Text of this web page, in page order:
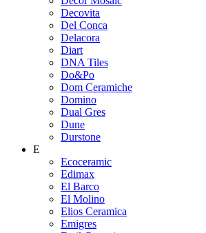
Decovita
Del Conca
Delacora
Diart
DNA Tiles
Do&Po
Dom Ceramiche
Domino
Dual Gres
Dune
Durstone
E
Ecoceramic
Edimax
El Barco
El Molino
Elios Ceramica
Emigres